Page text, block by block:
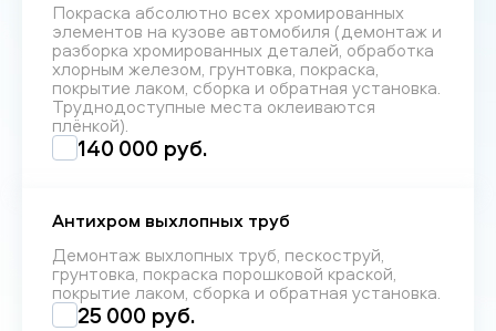
Покраска абсолютно всех хромированных
элементов на кузове автомобиля (демонтаж и
разборка хромированных деталей, обработка
хлорным железом, грунтовка, покраска,
покрытие лаком, сборка и обратная установка.
Труднодоступные места оклеиваются
плёнкой).
140 000 руб.
Антихром выхлопных труб
Демонтаж выхлопных труб, пескоструй,
грунтовка, покраска порошковой краской,
покрытие лаком, сборка и обратная установка.
25 000 руб.